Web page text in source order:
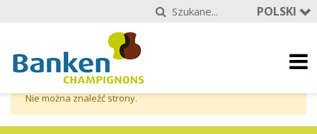
POLSKI
Nie można znaleźć strony.